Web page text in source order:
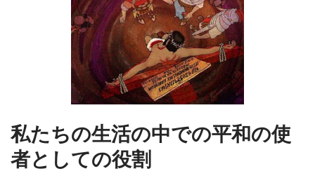
私たちの生活の中での平和の使
者としての役割